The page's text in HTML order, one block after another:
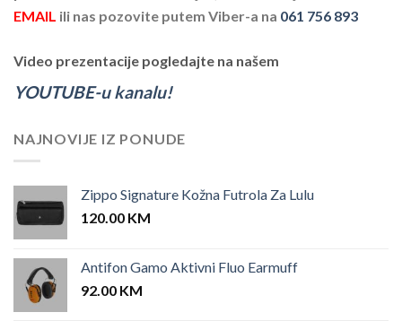
EMAIL ili nas pozovite putem Viber-a na 061 756 893
Video prezentacije pogledajte na našem
YOUTUBE-u kanalu!
NAJNOVIJE IZ PONUDE
Zippo Signature Kožna Futrola Za Lulu
120.00 KM
Antifon Gamo Aktivni Fluo Earmuff
92.00 KM